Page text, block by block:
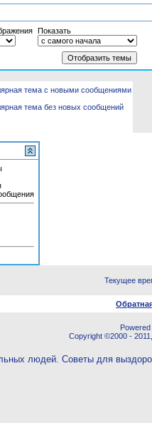
Показать
тема с новыми сообщениями
тема без новых сообщений
Текущее
Copyright ©2000 -
людей. Советы для